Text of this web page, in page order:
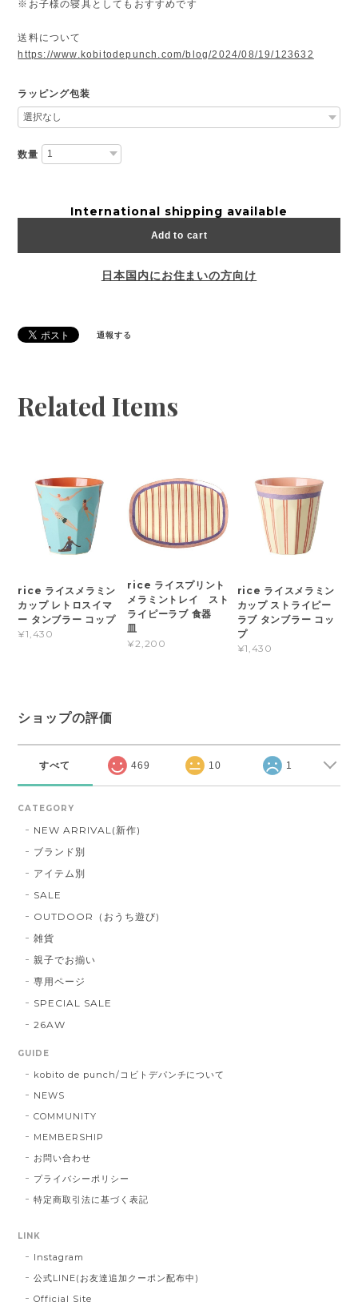
※お子様の寝具としてもおすすめです
送料について
https://www.kobitodepunch.com/blog/2024/08/19/123632
ラッピング包装
数量
International shipping available
Add to cart
日本国内にお住まいの方向け
通報する
Related Items
rice ライスメラミン
カップ レトロスイマ
ー タンブラー コップ
¥1,430
rice ライスプリント
メラミントレイ スト
ライピーラブ 食器
皿
¥2,200
rice ライスメラミン
カップ ストライピー
ラブ タンブラー コッ
プ
¥1,430
ショップの評価
すべて 469 10 1
CATEGORY
NEW ARRIVAL(新作)
ブランド別
アイテム別
SALE
OUTDOOR（おうち遊び)
雑貨
親子でお揃い
専用ページ
SPECIAL SALE
26AW
GUIDE
kobito de punch/コビトデパンチについて
NEWS
COMMUNITY
MEMBERSHIP
お問い合わせ
プライバシーポリシー
特定商取引法に基づく表記
LINK
Instagram
公式LINE(お友達追加クーポン配布中)
Official Site